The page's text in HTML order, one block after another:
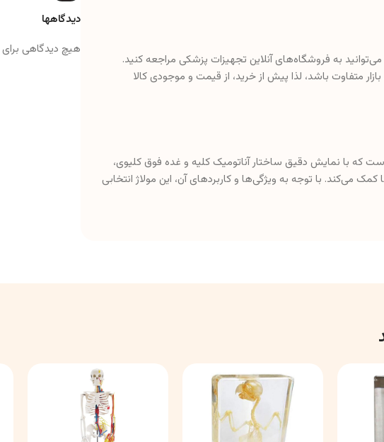
می‌توانید به فروشگاه‌های آنلاین تجهیزات پزشکی مراجعه کنید.
متفاوت باشد، لذا پیش از خرید، از قیمت و موجودی کالا
که با نمایش دقیق ساختار آناتومیک کلیه و غده فوق کلیوی،
می‌کند. با توجه به ویژگی‌ها و کاربردهای آن، این مولاژ انتخابی
دیدگاهها
هیچ دیدگاهی